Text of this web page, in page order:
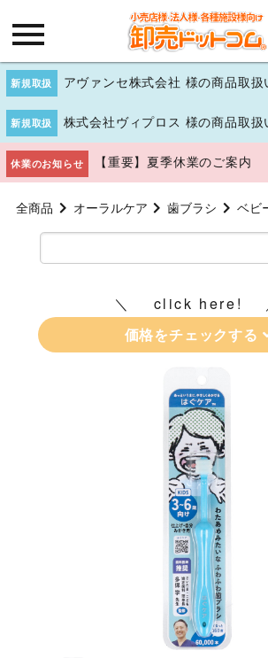
新規取扱 アヴァンセ株式会社 様の商品取
新規取扱 株式会社ヴィプロス 様の商品取
休業のお知らせ 【重要】夏季休業のご案内
全商品 オーラルケア 歯ブラシ ベビ
click here!
価格をチェックする